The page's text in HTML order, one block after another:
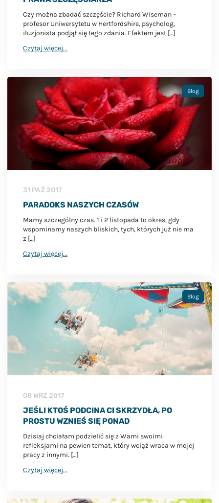
Czy można zbadać szczęście? Richard Wiseman –
profesor Uniwersytetu w Hertfordshire, psycholog,
iluzjonista podjął się tego zdania. Efektem jest […]
Czytaj więcej...
Blog
31 PAŹ 2017
PARADOKS NASZYCH CZASÓW
Mamy szczególny czas. 1 i 2 listopada to okres, gdy
wspominamy naszych bliskich, tych, których już nie ma
z […]
Czytaj więcej...
Blog
08 WRZ 2017
JEŚLI KTOŚ PODCINA CI SKRZYDŁA, PO
PROSTU WZNIEŚ SIĘ PONAD
Dzisiaj chciałam podzielić się z Wami swoimi
refleksjami na pewien temat, który wciąż wraca w mojej
pracy z innymi. […]
Czytaj więcej...